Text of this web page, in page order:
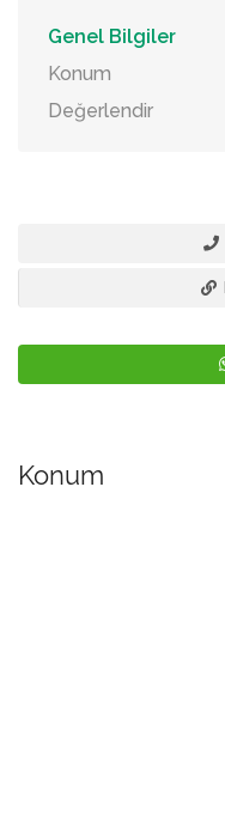
Genel Bilgiler
Konum
Değerlendir
Konum